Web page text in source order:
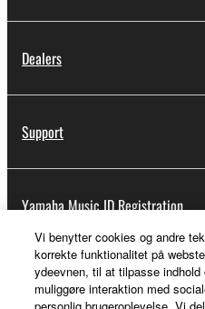
Dealers
Support
Yamaha Music ID Registration
About Yamaha
Vi benytter cookies og andre
korrekte funktionalitet på
ydeevnen, til at tilpasse
muliggøre interaktion med